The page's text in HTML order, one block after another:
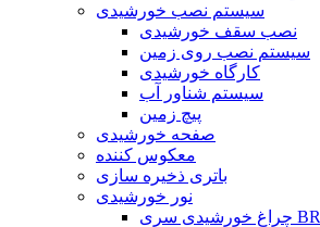
سیستم نصب خورشیدی
نصب سقف خورشیدی
سیستم نصب روی زمین
کارگاه خورشیدی
سیستم شناور آب
پیچ زمین
صفحه خورشیدی
معکوس کننده
باتری ذخیره سازی
نور خورشیدی
چراغ خورشیدی سری BR